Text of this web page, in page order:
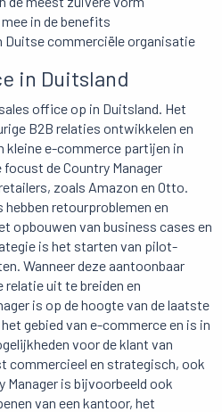
in de benefits
commerciële organisatie
in Duitsland
office op in Duitsland. Het
B2B relaties ontwikkelen en
kleine e-commerce partijen in
de Country Manager
zoals Amazon en Otto.
hebben retourproblemen en
opbouwen van business cases en
is het starten van pilot-
Wanneer deze aantoonbaar
relatie uit te breiden en
is op de hoogte van de laatste
gebied van e-commerce en is in
voor de klant van
commercieel en strategisch, ook
Manager is bijvoorbeeld ook
van een kantoor, het